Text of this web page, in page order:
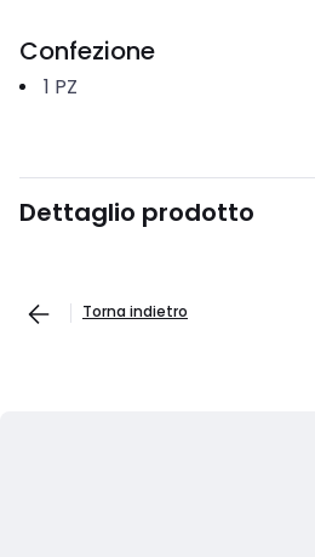
Confezione
1 PZ
Dettaglio prodotto
Torna indietro